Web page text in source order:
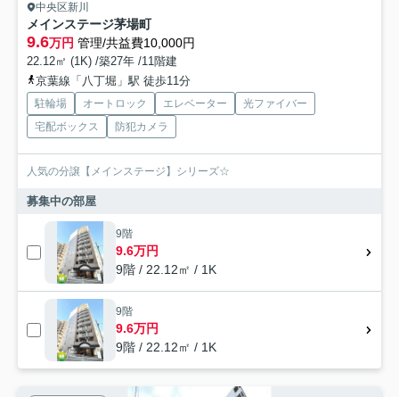
中央区新川
メインステージ茅場町
9.6万円 管理/共益費10,000円
22.12㎡ (1K) /築27年 /11階建
京葉線「八丁堀」駅 徒歩11分
駐輪場 オートロック エレベーター
光ファイバー
宅配ボックス
防犯カメラ
人気の分譲【メインステージ】シリーズ☆
募集中の部屋
9階
9.6万円
9階 / 22.12㎡ / 1K
9階
9.6万円
9階 / 22.12㎡ / 1K